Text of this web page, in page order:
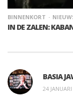
BINNENKORT
IN DE ZALEN:
BASIA
24